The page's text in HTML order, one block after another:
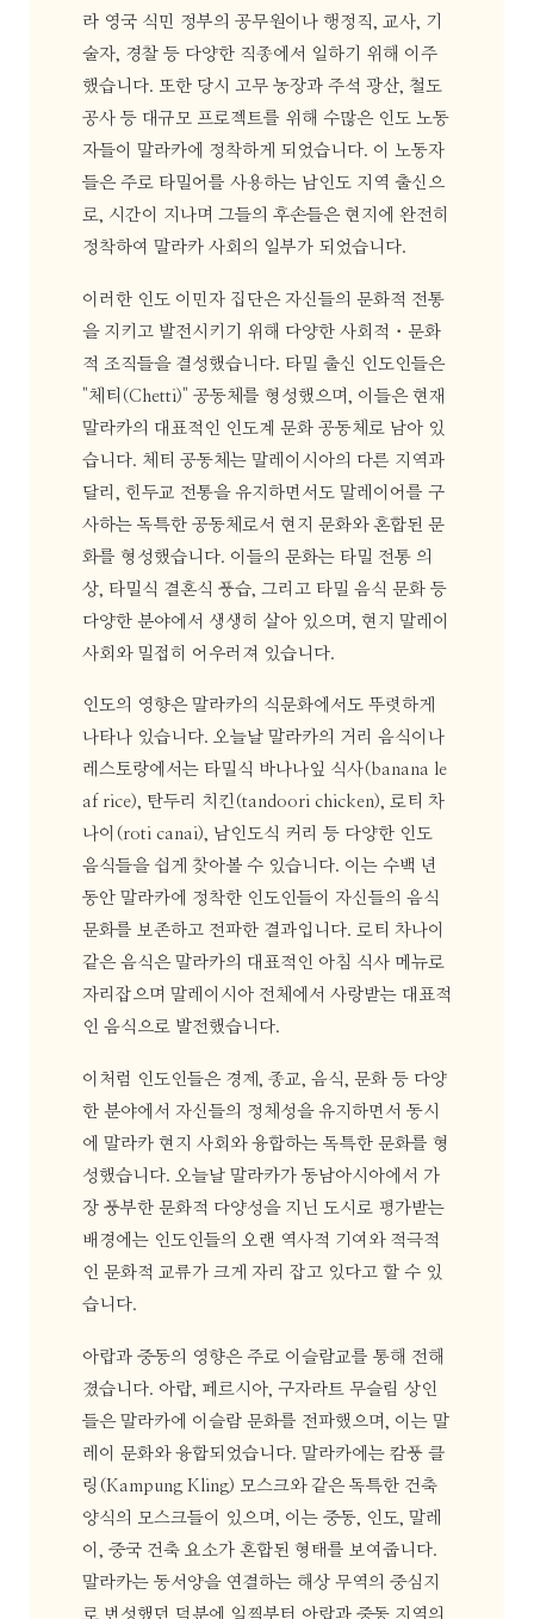
라 영국 식민 정부의 공무원이나 행정직, 교사, 기
술자, 경찰 등 다양한 직종에서 일하기 위해 이주
했습니다. 또한 당시 고무 농장과 주석 광산, 철도
공사 등 대규모 프로젝트를 위해 수많은 인도 노동
자들이 말라카에 정착하게 되었습니다. 이 노동자
들은 주로 타밀어를 사용하는 남인도 지역 출신으
로, 시간이 지나며 그들의 후손들은 현지에 완전히
정착하여 말라카 사회의 일부가 되었습니다.
이러한 인도 이민자 집단은 자신들의 문화적 전통
을 지키고 발전시키기 위해 다양한 사회적・문화
적 조직들을 결성했습니다. 타밀 출신 인도인들은
"체티(Chetti)" 공동체를 형성했으며, 이들은 현재
말라카의 대표적인 인도계 문화 공동체로 남아 있
습니다. 체티 공동체는 말레이시아의 다른 지역과
달리, 힌두교 전통을 유지하면서도 말레이어를 구
사하는 독특한 공동체로서 현지 문화와 혼합된 문
화를 형성했습니다. 이들의 문화는 타밀 전통 의
상, 타밀식 결혼식 풍습, 그리고 타밀 음식 문화 등
다양한 분야에서 생생히 살아 있으며, 현지 말레이
사회와 밀접히 어우러져 있습니다.
인도의 영향은 말라카의 식문화에서도 뚜렷하게
나타나 있습니다. 오늘날 말라카의 거리 음식이나
레스토랑에서는 타밀식 바나나잎 식사(banana le
af rice), 탄두리 치킨(tandoori chicken), 로티 차
나이(roti canai), 남인도식 커리 등 다양한 인도
음식들을 쉽게 찾아볼 수 있습니다. 이는 수백 년
동안 말라카에 정착한 인도인들이 자신들의 음식
문화를 보존하고 전파한 결과입니다. 로티 차나이
같은 음식은 말라카의 대표적인 아침 식사 메뉴로
자리잡으며 말레이시아 전체에서 사랑받는 대표적
인 음식으로 발전했습니다.
이처럼 인도인들은 경제, 종교, 음식, 문화 등 다양
한 분야에서 자신들의 정체성을 유지하면서 동시
에 말라카 현지 사회와 융합하는 독특한 문화를 형
성했습니다. 오늘날 말라카가 동남아시아에서 가
장 풍부한 문화적 다양성을 지닌 도시로 평가받는
배경에는 인도인들의 오랜 역사적 기여와 적극적
인 문화적 교류가 크게 자리 잡고 있다고 할 수 있
습니다.
아랍과 중동의 영향은 주로 이슬람교를 통해 전해
졌습니다. 아랍, 페르시아, 구자라트 무슬림 상인
들은 말라카에 이슬람 문화를 전파했으며, 이는 말
레이 문화와 융합되었습니다. 말라카에는 캄풍 클
링(Kampung Kling) 모스크와 같은 독특한 건축
양식의 모스크들이 있으며, 이는 중동, 인도, 말레
이, 중국 건축 요소가 혼합된 형태를 보여줍니다.
말라카는 동서양을 연결하는 해상 무역의 중심지
로 번성했던 덕분에 일찍부터 아랍과 중동 지역의